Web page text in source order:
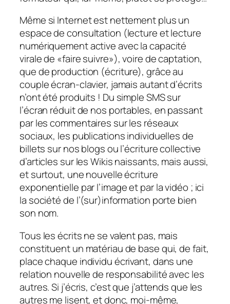
Même si Internet est nettement plus un
espace de consultation (lecture et lecture
numériquement active avec la capacité
virale de «faire suivre»), voire de captation,
que de production (écriture), grâce au
couple écran-clavier, jamais autant d’écrits
n’ont été produits ! Du simple SMS sur
l’écran réduit de nos portables, en passant
par les commentaires sur les réseaux
sociaux, les publications individuelles de
billets sur nos blogs ou l’écriture collective
d’articles sur les Wikis naissants, mais aussi,
et surtout, une nouvelle écriture
exponentielle par l’image et par la vidéo ; ici
la société de l’(sur)information porte bien
son nom.
Tous les écrits ne se valent pas, mais
constituent un matériau de base qui, de fait,
place chaque individu écrivant, dans une
relation nouvelle de responsabilité avec les
autres. Si j’écris, c’est que j’attends que les
autres me lisent, et donc, moi-même,